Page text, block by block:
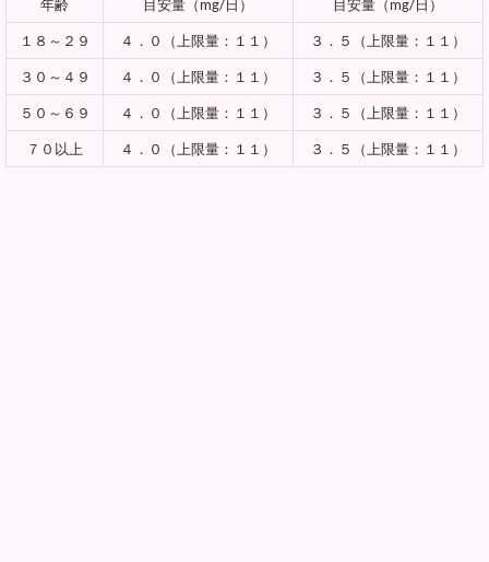
年齢 目安量（mg/日） 目安量（mg/日）
１８～２９ ４．０（上限量：１１） ３．５（上限量：１１）
３０～４９ ４．０（上限量：１１） ３．５（上限量：１１）
５０～６９ ４．０（上限量：１１） ３．５（上限量：１１）
７０以上 ４．０（上限量：１１） ３．５（上限量：１１）